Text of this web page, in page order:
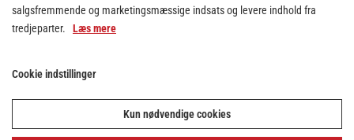
salgsfremmende og marketingsmæssige indsats og levere indhold fra
tredjeparter. Læs mere
Cookie indstillinger
Kun nødvendige cookies